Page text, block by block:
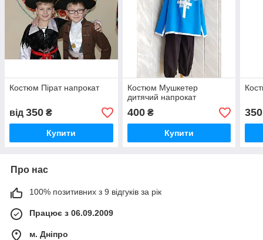
Костюм Пірат напрокат
від 350 ₴
Купити
Костюм Мушкетер
дитячий напрокат
400₴
Купити
350
Про нас
100% позитивних з 9 відгуків за рік
Працює з 06.09.2009
м. Дніпро